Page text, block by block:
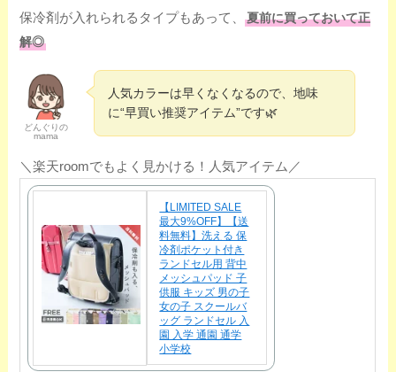
保冷剤が入れられるタイプもあって、夏前に買っておいて正
解◎
どんぐりの
mama
人気カラーは早くなくなるので、地味
に“早買い推奨アイテム”です🌿
＼楽天roomでもよく見かける！人気アイテム／
【LIMITED SALE
最大9%OFF】【送
料無料】洗える 保
冷剤ポケット付き
ランドセル用 背中
メッシュパッド 子
供服 キッズ 男の子
女の子 スクールバ
ッグ ランドセル 入
園 入学 通園 通学
小学校